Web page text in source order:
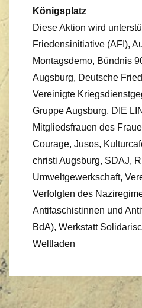
Königsplatz
Diese Aktion wird
Friedensinitiative (AFI),
Montagsdemo, Bündnis
Augsburg, Deutsche
Vereinigte
Gruppe Augsburg, DIE
Mitgliedsfrauen des
Courage, Jusos,
christi Augsburg, SDAJ,
Umweltgewerkschaft,
Verfolgten des
Antifaschistinnen und
BdA), Werkstatt
Weltladen